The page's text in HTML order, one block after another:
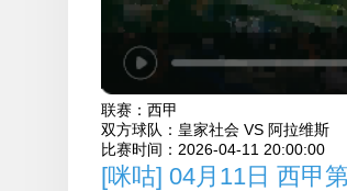
联赛： 西甲
双方球队： 皇家社会 VS 阿拉维斯
比赛时间： 2026-04-11 20:00:00
[咪咕] 04月11日 西甲